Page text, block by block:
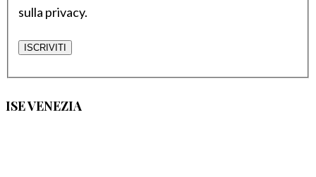
sulla privacy.
ISE VENEZIA